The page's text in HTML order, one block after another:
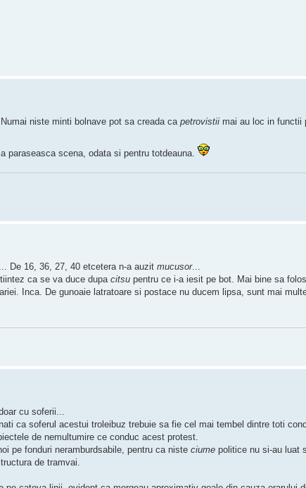
niste minti bolnave pot sa creada capetrovistii mai au loc in functii
paraseasca scena, odata si pentru totdeauna.
De 16, 36, 27, 40 etcetera n-a auzitmucusor...
ca se va duce dupacitsu pentru ce i-a iesit pe bot. Mai bine sa
Inca. De gunoaie latratoare si postace nu ducem lipsa, sunt mai
cu soferii...
ca soferul acestui troleibuz trebuie sa fie cel mai tembel dintre toti
de nemultumire ce conduc acest protest.
pe fonduri neramburdsabile, pentru ca nisteciume politice nu si-au luat
de tramvai.